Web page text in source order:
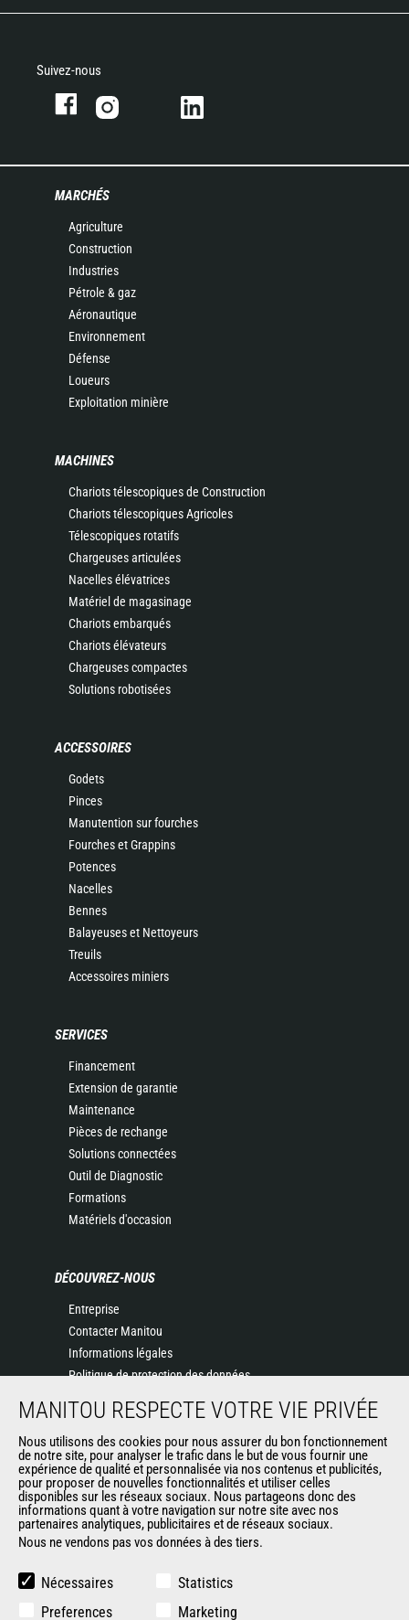
Suivez-nous
MARCHÉS
Agriculture
Construction
Industries
Pétrole & gaz
Aéronautique
Environnement
Défense
Loueurs
Exploitation minière
MACHINES
Chariots télescopiques de Construction
Chariots télescopiques Agricoles
Télescopiques rotatifs
Chargeuses articulées
Nacelles élévatrices
Matériel de magasinage
Chariots embarqués
Chariots élévateurs
Chargeuses compactes
Solutions robotisées
ACCESSOIRES
Godets
Pinces
Manutention sur fourches
Fourches et Grappins
Potences
Nacelles
Bennes
Balayeuses et Nettoyeurs
Treuils
Accessoires miniers
SERVICES
Financement
Extension de garantie
Maintenance
Pièces de rechange
Solutions connectées
Outil de Diagnostic
Formations
Matériels d'occasion
DÉCOUVREZ-NOUS
Entreprise
Contacter Manitou
Informations légales
Politique de protection des données
Actualités
Historique
General Terms and Conditions of Sale
AUTRES SITES DU GROUPE
Manitou Group
Carrières
MANITOU RESPECTE VOTRE VIE PRIVÉE
Nous utilisons des cookies pour nous assurer du bon fonctionnement
de notre site, pour analyser le trafic dans le but de vous fournir une
expérience de qualité et personnalisée via nos contenus et publicités,
pour proposer de nouvelles fonctionnalités et utiliser celles
disponibles sur les réseaux sociaux. Nous partageons donc des
informations quant à votre navigation sur notre site avec nos
partenaires analytiques, publicitaires et de réseaux sociaux.
Nous ne vendons pas vos données à des tiers.
Nécessaires
Statistics
Preferences
Marketing